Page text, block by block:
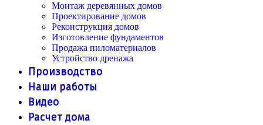
Монтаж деревянных домов
Проектирование домов
Реконструкция домов
Изготовление фундаментов
Продажа пиломатериалов
Устройство дренажа
Производство
Наши работы
Видео
Расчет дома